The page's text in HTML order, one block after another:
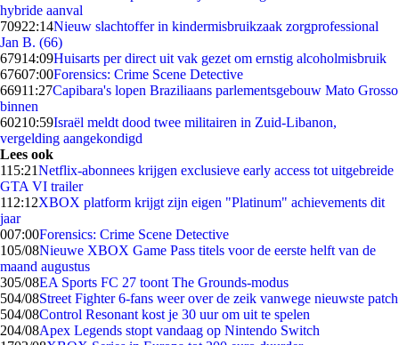
hybride aanval
70922:14Nieuw slachtoffer in kindermisbruikzaak zorgprofessional
Jan B. (66)
67914:09Huisarts per direct uit vak gezet om ernstig alcoholmisbruik
67607:00Forensics: Crime Scene Detective
66911:27Capibara's lopen Braziliaans parlementsgebouw Mato Grosso
binnen
60210:59Israël meldt dood twee militairen in Zuid-Libanon,
vergelding aangekondigd
Lees ook
115:21Netflix-abonnees krijgen exclusieve early access tot uitgebreide
GTA VI trailer
112:12XBOX platform krijgt zijn eigen "Platinum" achievements dit
jaar
007:00Forensics: Crime Scene Detective
105/08Nieuwe XBOX Game Pass titels voor de eerste helft van de
maand augustus
305/08EA Sports FC 27 toont The Grounds-modus
504/08Street Fighter 6-fans weer over de zeik vanwege nieuwste patch
504/08Control Resonant kost je 30 uur om uit te spelen
204/08Apex Legends stopt vandaag op Nintendo Switch